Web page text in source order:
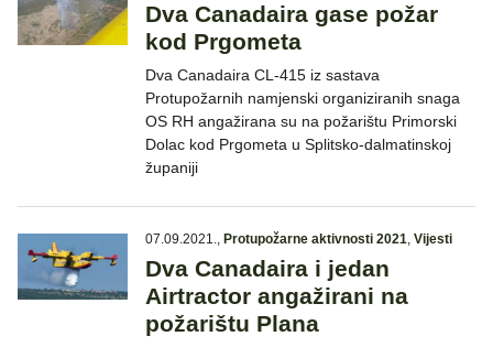
Dva Canadaira gase požar
kod Prgometa
Dva Canadaira CL-415 iz sastava
Protupožarnih namjenski organiziranih snaga
OS RH angažirana su na požarištu Primorski
Dolac kod Prgometa u Splitsko-dalmatinskoj
županiji
07.09.2021., Protupožarne aktivnosti 2021, Vijesti
Dva Canadaira i jedan
Airtractor angažirani na
požarištu Plana